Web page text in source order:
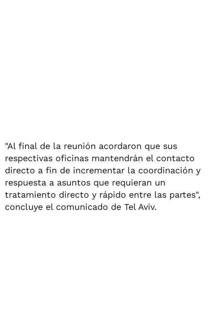
"Al final de la reunión acordaron que sus
respectivas oficinas mantendrán el contacto
directo a fin de incrementar la coordinación y
respuesta a asuntos que requieran un
tratamiento directo y rápido entre las partes",
concluye el comunicado de Tel Aviv.